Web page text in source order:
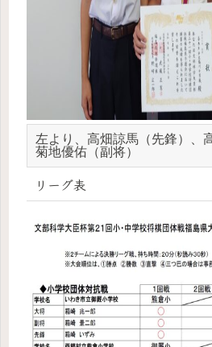
左より、高畑諒馬（先鋒）、
菊地優佑（副将）
リーグ表